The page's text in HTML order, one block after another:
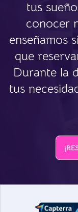
tus
conocer
enseñamos
que
Durante la
tus